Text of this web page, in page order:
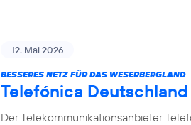
12. Mai 2026
BESSERES NETZ FÜR DAS WESERBERGLAND
Telefónica
Der Telekommunikationsanbieter